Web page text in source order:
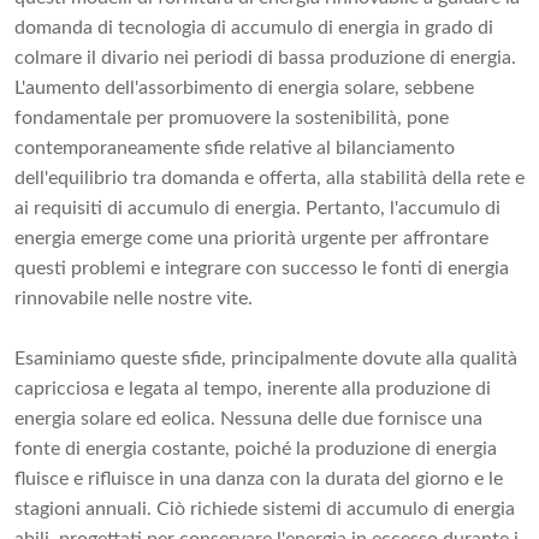
domanda di tecnologia di accumulo di energia in grado di
colmare il divario nei periodi di bassa produzione di energia.
L'aumento dell'assorbimento di energia solare, sebbene
fondamentale per promuovere la sostenibilità, pone
contemporaneamente sfide relative al bilanciamento
dell'equilibrio tra domanda e offerta, alla stabilità della rete e
ai requisiti di accumulo di energia. Pertanto, l'accumulo di
energia emerge come una priorità urgente per affrontare
questi problemi e integrare con successo le fonti di energia
rinnovabile nelle nostre vite.
Esaminiamo queste sfide, principalmente dovute alla qualità
capricciosa e legata al tempo, inerente alla produzione di
energia solare ed eolica. Nessuna delle due fornisce una
fonte di energia costante, poiché la produzione di energia
fluisce e rifluisce in una danza con la durata del giorno e le
stagioni annuali. Ciò richiede sistemi di accumulo di energia